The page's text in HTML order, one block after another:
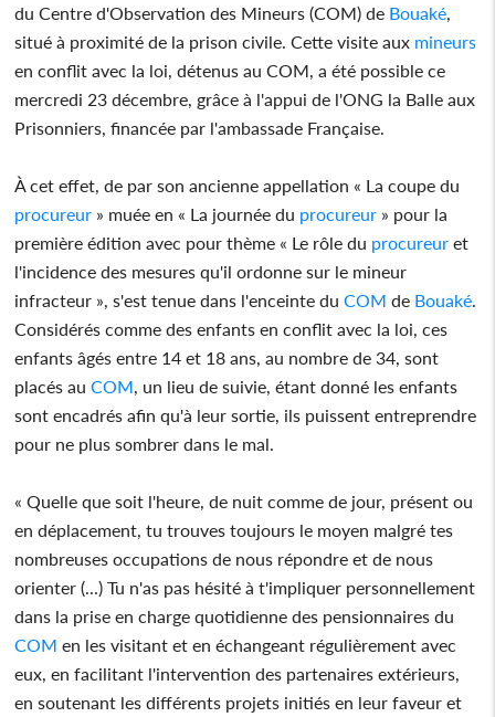
du Centre d'Observation des Mineurs (COM) de Bouaké,
situé à proximité de la prison civile. Cette visite aux mineurs
en conflit avec la loi, détenus au COM, a été possible ce
mercredi 23 décembre, grâce à l'appui de l'ONG la Balle aux
Prisonniers, financée par l'ambassade Française.
À cet effet, de par son ancienne appellation « La coupe du
procureur » muée en « La journée du procureur » pour la
première édition avec pour thème « Le rôle du procureur et
l'incidence des mesures qu'il ordonne sur le mineur
infracteur », s'est tenue dans l'enceinte du COM de Bouaké.
Considérés comme des enfants en conflit avec la loi, ces
enfants âgés entre 14 et 18 ans, au nombre de 34, sont
placés au COM, un lieu de suivie, étant donné les enfants
sont encadrés afin qu'à leur sortie, ils puissent entreprendre
pour ne plus sombrer dans le mal.
« Quelle que soit l'heure, de nuit comme de jour, présent ou
en déplacement, tu trouves toujours le moyen malgré tes
nombreuses occupations de nous répondre et de nous
orienter (...) Tu n'as pas hésité à t'impliquer personnellement
dans la prise en charge quotidienne des pensionnaires du
COM en les visitant et en échangeant régulièrement avec
eux, en facilitant l'intervention des partenaires extérieurs,
en soutenant les différents projets initiés en leur faveur et